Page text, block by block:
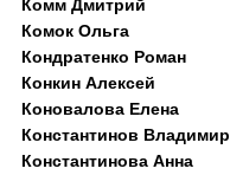
Комм Дмитрий
Комок Ольга
Кондратенко Роман
Конкин Алексей
Коновалова Елена
Константинов Владимир
Константинова Анна